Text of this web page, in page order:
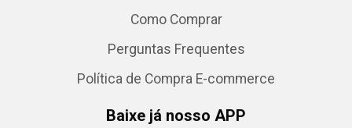
Como Comprar
Perguntas Frequentes
Política de Compra E-commerce
Baixe já nosso APP